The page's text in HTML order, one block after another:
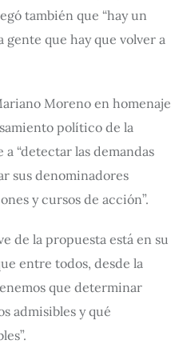
también que “hay un
que hay que volver a
Moreno en homenaje
político de la
“detectar las demandas
sus denominadores
y cursos de acción”.
de la propuesta está en su
entre todos, desde la
que determinar
admisibles y qué